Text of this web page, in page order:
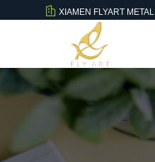
XIAMEN FLYART